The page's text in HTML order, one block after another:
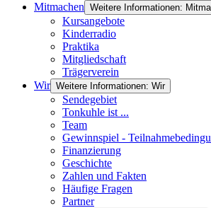
Mitmachen Weitere Informationen:
Kursangebote
Kinderradio
Praktika
Mitgliedschaft
Trägerverein
Wir Weitere Informationen: Wir
Sendegebiet
Tonkuhle ist ...
Team
Gewinnspiel -
Finanzierung
Geschichte
Zahlen und Fakten
Häufige Fragen
Partner